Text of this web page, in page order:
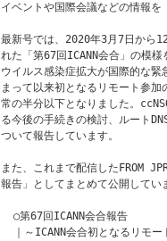
イベントや国際会議などの情報を
最新号では、2020年3月7日から
れた「第67回ICANN会合」の模
ウイルス感染症拡大が国際的な緊
まって以来初となるリモート参
常の半分以下となりました。
る今後の手続きの検討、ルート
ついて報告しています。
また、これまで配信したFROM
報告」としてまとめて公開して
  ○第67回ICANN会合報告
｜～ICANN会合初となるリモー